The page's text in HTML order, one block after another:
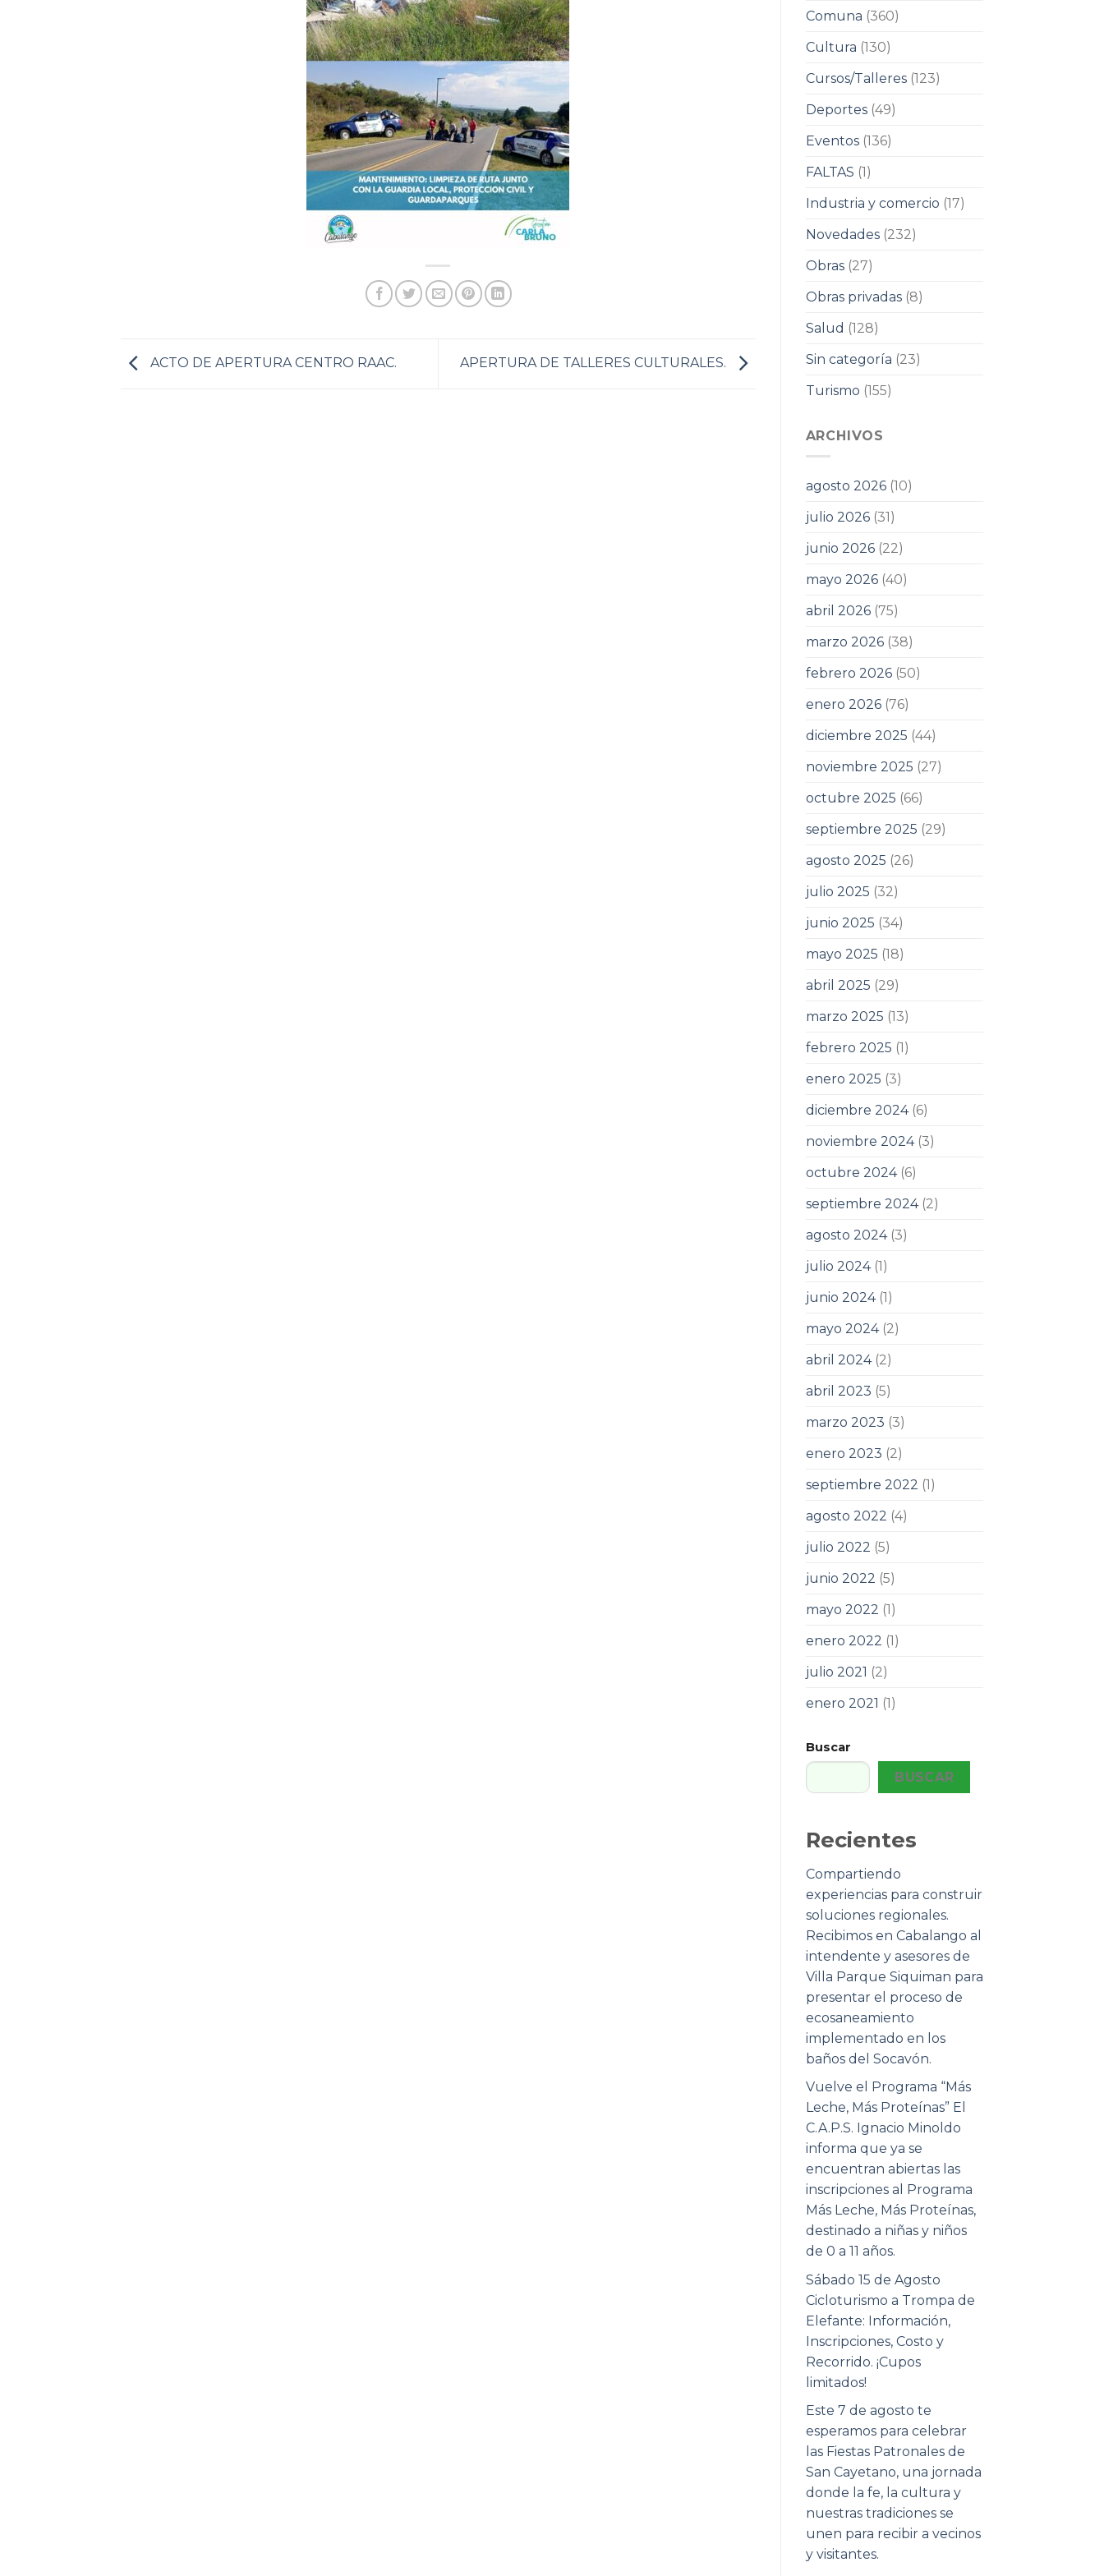
ACTO DE APERTURA CENTRO RAAC. APERTURA DE TALLERES CULTURALES.
Comuna (360)
Cultura (130)
Cursos/Talleres(123)
Deportes(49)
Eventos(136)
FALTAS (1)
Industria y comercio (17)
Novedades(232)
Obras(27)
Obras privadas(8)
Salud (128)
Sin categoría (23)
Turismo (155)
ARCHIVOS
agosto 2026(10)
julio 2026(31)
junio 2026(22)
mayo 2026(40)
abril 2026(75)
marzo 2026(38)
febrero 2026(50)
enero 2026(76)
diciembre 2025 (44)
noviembre 2025 (27)
octubre 2025 (66)
septiembre 2025 (29)
agosto 2025 (26)
julio 2025 (32)
junio 2025 (34)
mayo 2025 (18)
abril 2025 (29)
marzo 2025 (13)
febrero 2025 (1)
enero 2025 (3)
diciembre 2024(6)
noviembre 2024(3)
octubre 2024(6)
septiembre 2024(2)
agosto 2024(3)
julio 2024(1)
junio 2024(1)
mayo 2024(2)
abril 2024(2)
abril 2023 (5)
marzo 2023 (3)
enero 2023 (2)
septiembre 2022 (1)
agosto 2022 (4)
julio 2022 (5)
junio 2022 (5)
mayo 2022 (1)
enero 2022 (1)
julio 2021 (2)
enero 2021 (1)
Buscar
BUSCAR
Recientes
Compartiendo
experiencias para construir
soluciones regionales.
Recibimos en Cabalango al
intendente y asesores de
Villa Parque Siquiman para
presentar el proceso de
ecosaneamiento
implementado en los
baños del Socavón.
Vuelve el Programa “Más
Leche, Más Proteínas” El
C.A.P.S. Ignacio Minoldo
informa que ya se
encuentran abiertas las
inscripciones al Programa
Más Leche, Más Proteínas,
destinado a niñas y niños
de 0 a 11 años.
Sábado 15 de Agosto
Cicloturismo a Trompa de
Elefante: Información,
Inscripciones, Costo y
Recorrido. ¡Cupos
limitados!
Este 7 de agosto te
esperamos para celebrar
las Fiestas Patronales de
San Cayetano, una jornada
donde la fe, la cultura y
nuestras tradiciones se
unen para recibir a vecinos
y visitantes.